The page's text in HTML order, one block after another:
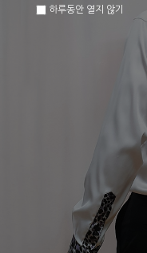
하루동안 열지 않기